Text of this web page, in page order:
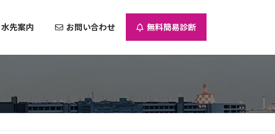
水先案内 お問い合わせ 無料簡易診断